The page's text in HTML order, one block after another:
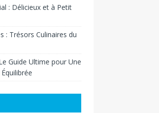
: Délicieux et à Petit
: Trésors Culinaires du
Guide Ultime pour Une